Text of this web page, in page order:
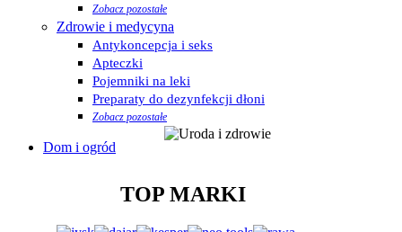
Zobacz pozostałe
Zdrowie i medycyna
Antykoncepcja i seks
Apteczki
Pojemniki na leki
Preparaty do dezynfekcji dłoni
Zobacz pozostałe
Dom i ogród
TOP MARKI